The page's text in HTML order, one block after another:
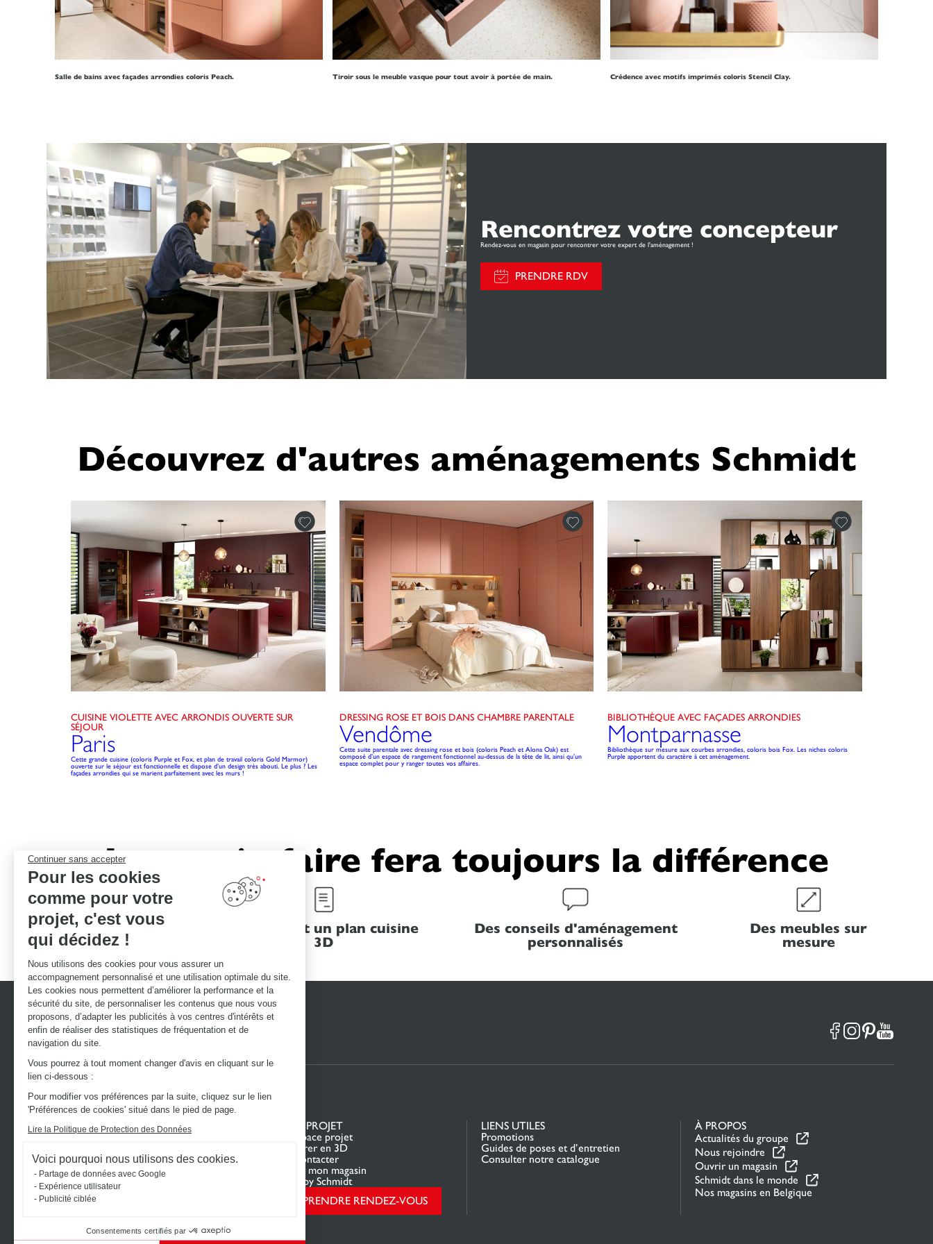
Continuer sans accepter
Pour les cookies
comme pour votre
projet, c'est vous
qui décidez !
Nous utilisons des cookies pour vous assurer un
accompagnement personnalisé et une utilisation optimale du site.
Les cookies nous permettent d’améliorer la performance et la
sécurité du site, de personnaliser les contenus que nous vous
proposons, d’adapter les publicités à vos centres d'intérêts et
enfin de réaliser des statistiques de fréquentation et de
navigation du site.
Vous pourrez à tout moment changer d'avis en cliquant sur le
lien ci-dessous :
Pour modifier vos préférences par la suite, cliquez sur le lien
'Préférences de cookies' situé dans le pied de page.
Lire la Politique de Protection des Données
Voici pourquoi nous utilisons des cookies.
Partage de données avec Google
Expérience utilisateur
Publicité ciblée
Consentements certifiés par
Salle de bains avec façades arrondies coloris Peach. Tiroir sous le meuble vasque pour tout avoir à portée de main. Crédence avec motifs imprimés coloris Stencil Clay.
Rencontrez votre concepteur
Rendez-vous en magasin pour rencontrer votre expert de l'aménagement !
PRENDRE RDV
Découvrez d'autres aménagements Schmidt
CUISINE VIOLETTE AVEC ARRONDIS OUVERTE SUR
SÉJOUR
Paris
Cette grande cuisine (coloris Purple et Fox, et plan de travail coloris Gold Marmor)
ouverte sur le séjour est fonctionnelle et dispose d’un design très abouti. Le plus ? Les
façades arrondies qui se marient parfaitement avec les murs !
DRESSING ROSE ET BOIS DANS CHAMBRE PARENTALE
Vendôme
Cette suite parentale avec dressing rose et bois (coloris Peach et Alona Oak) est
composé d’un espace de rangement fonctionnel au-dessus de la tête de lit, ainsi qu’un
espace complet pour y ranger toutes vos affaires.
BIBLIOTHÈQUE AVEC FAÇADES ARRONDIES
Montparnasse
Bibliothèque sur mesure aux courbes arrondies, coloris bois Fox. Les niches coloris
Purple apportent du caractère à cet aménagement.
Le savoir-faire fera toujours la différence
Des garanties
d'excellence
Un devis et un plan cuisine
3D
Des conseils d'aménagement
personnalisés
Des meubles sur
mesure
DÉCOUVREZ L’UNIVERS SCHMIDT
Cuisines sur mesure
Meubles et rangements sur mesure
Salle de bains sur mesure
Schmidt pour les pros
VOTRE PROJET
Mon espace projet
Configurer en 3D
Nous contacter
Trouver mon magasin
Le club by Schmidt
PRENDRE RENDEZ-VOUS
LIENS UTILES
Promotions
Guides de poses et d’entretien
Consulter notre catalogue
À PROPOS
Actualités du groupe
Nous rejoindre
Ouvrir un magasin
Schmidt dans le monde
Nos magasins en Belgique